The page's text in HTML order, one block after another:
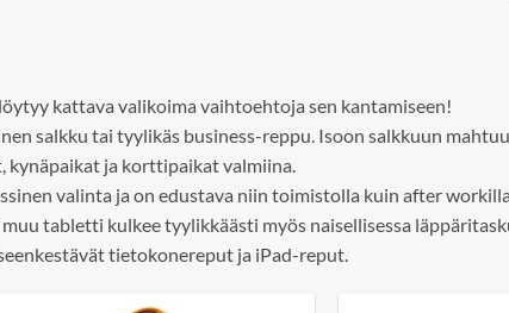
kattava valikoima vaihtoehtoja sen kantamiseen!
salkku tai tyylikäs business-reppu. Isoon salkkuun
kynäpaikat ja korttipaikat valmiina.
valinta ja on edustava niin toimistolla kuin after
tabletti kulkee tyylikkäästi myös naisellisessa
tietokonereput ja iPad-reput.